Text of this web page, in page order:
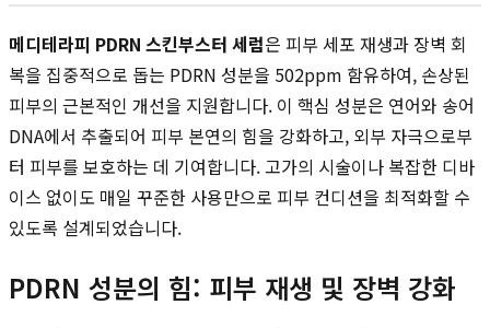
메디테라피 PDRN 스킨부스터 세럼은 피부 세포 재생과 장벽 회
복을 집중적으로 돕는 PDRN 성분을 502ppm 함유하여, 손상된
피부의 근본적인 개선을 지원합니다. 이 핵심 성분은 연어와 송어
DNA에서 추출되어 피부 본연의 힘을 강화하고, 외부 자극으로부
터 피부를 보호하는 데 기여합니다. 고가의 시술이나 복잡한 디바
이스 없이도 매일 꾸준한 사용만으로 피부 컨디션을 최적화할 수
있도록 설계되었습니다.
PDRN 성분의 힘: 피부 재생 및 장벽 강화